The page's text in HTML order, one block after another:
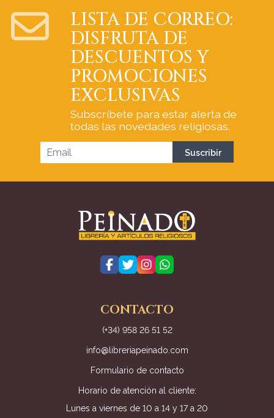
LISTA DE CORREO:
DISFRUTA DE
DESCUENTOS Y
PROMOCIONES
EXCLUSIVAS
Subscríbete para estar alerta de
todas las novedades religiosas.
CONTACTO
(+34) 958 26 51 52
info@libreriapeinado.com
Formulario de contacto
Horario de atención al cliente:
Lunes a viernes de 10 a 14 y 17 a 20